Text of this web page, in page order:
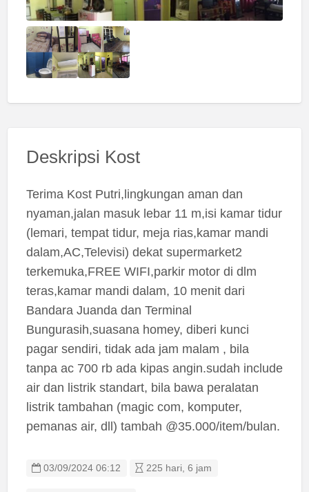
Deskripsi Kost
Terima Kost Putri,lingkungan aman dan
nyaman,jalan masuk lebar 11 m,isi kamar tidur
(lemari, tempat tidur, meja rias,kamar mandi
dalam,AC,Televisi) dekat supermarket2
terkemuka,FREE WIFI,parkir motor di dlm
teras,kamar mandi dalam, 10 menit dari
Bandara Juanda dan Terminal
Bungurasih,suasana homey, diberi kunci
pagar sendiri, tidak ada jam malam , bila
tanpa ac 700 rb ada kipas angin.sudah include
air dan listrik standart, bila bawa peralatan
listrik tambahan (magic com, komputer,
pemanas air, dll) tambah @35.000/item/bulan.
03/09/2024 06:12 225 hari, 6 jam